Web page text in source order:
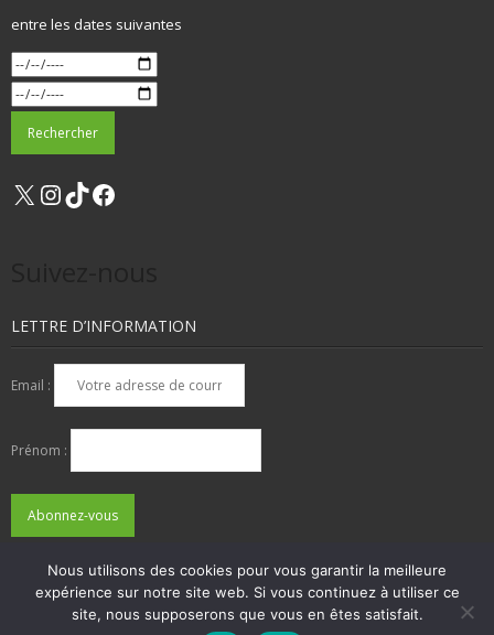
entre les dates suivantes
X Instagram
TikTok
LETTRE D’INFORMATION
Email :
Prénom :
ADHÉSIONS, DONS, CONTACT
MENTIONS LÉGALES
Nous utilisons des cookies pour vous garantir la meilleure
expérience sur notre site web. Si vous continuez à utiliser ce
site, nous supposerons que vous en êtes satisfait.